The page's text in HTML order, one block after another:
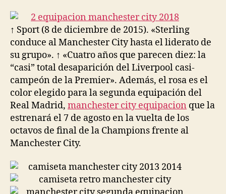
entrada
entrada
↑ Sport (8 de diciembre de 2015). «Sterling
conduce al Manchester City hasta el liderato de
su grupo». ↑ «Cuatro años que parecen diez: la
“casi” total desaparición del Liverpool casi-
campeón de la Premier». Además, el rosa es el
color elegido para la segunda equipación del
Real Madrid, manchester city equipacion que la
estrenará el 7 de agosto en la vuelta de los
octavos de final de la Champions frente al
Manchester City.